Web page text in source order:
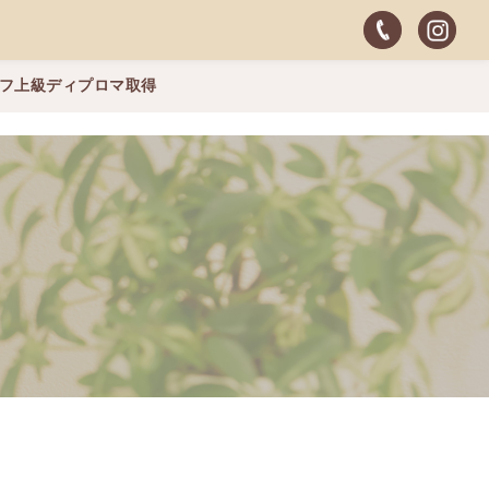
上級ディプロマ取得